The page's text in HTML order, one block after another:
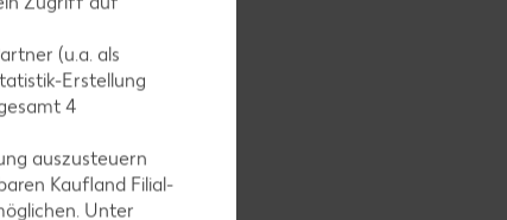
(u.a. als
Erstellung
4
auszusteuern
Kaufland Filial-
Unter